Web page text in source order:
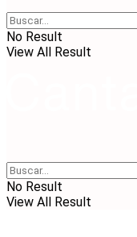
No Result
View All Result
No Result
View All Result